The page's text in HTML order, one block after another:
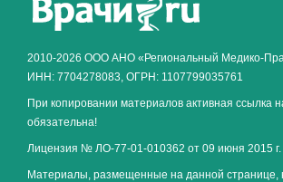
2010-2026 ООО АНО «Региональный Медико-
ИНН: 7704278083, ОГРН: 1107799035761
При копировании материалов активная ссылка
обязательна!
Лицензия № ЛО-77-01-010362 от 09 июня 2015 г.
Материалы, размещенные на данной странице,